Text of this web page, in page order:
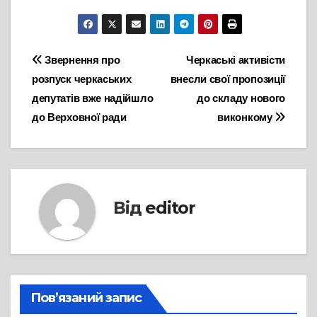
Навігація
записів
Черкаські активісти
внесли свої пропозиції
до складу нового
виконкому
Звернення про
розпуск черкаських
депутатів вже надійшло
до Верховної ради
Від editor
Пов’язаний запис